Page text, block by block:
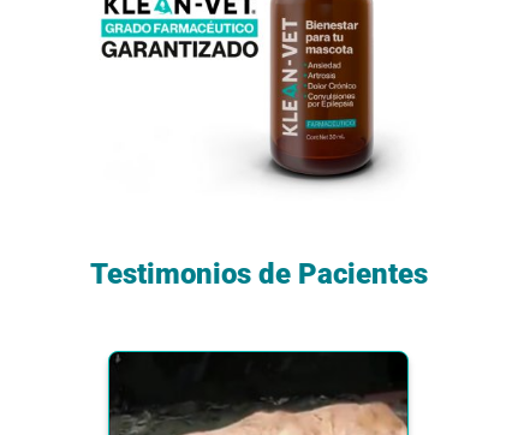
Testimonios de Pacientes